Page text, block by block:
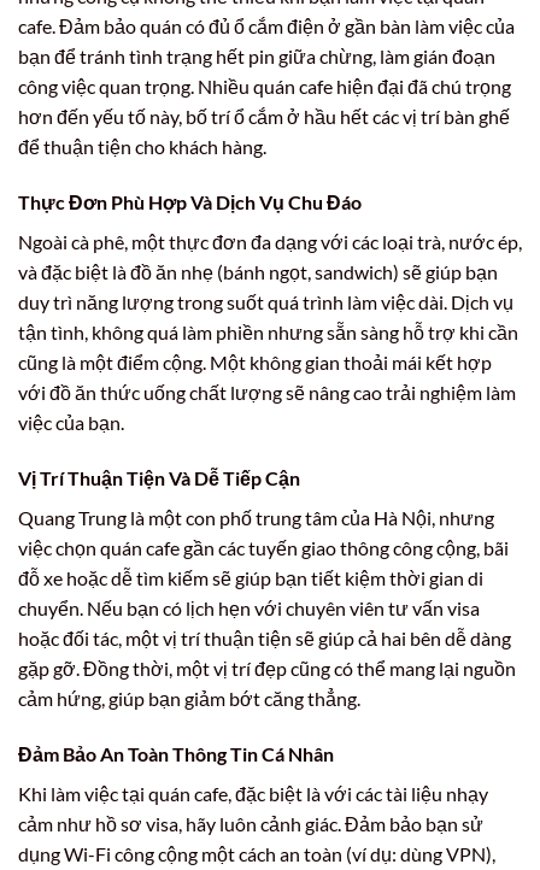
cafe. Đảm bảo quán có đủ ổ cắm điện ở gần bàn làm việc của
bạn để tránh tình trạng hết pin giữa chừng, làm gián đoạn
công việc quan trọng. Nhiều quán cafe hiện đại đã chú trọng
hơn đến yếu tố này, bố trí ổ cắm ở hầu hết các vị trí bàn ghế
để thuận tiện cho khách hàng.
Thực Đơn Phù Hợp Và Dịch Vụ Chu Đáo
Ngoài cà phê, một thực đơn đa dạng với các loại trà, nước ép,
và đặc biệt là đồ ăn nhẹ (bánh ngọt, sandwich) sẽ giúp bạn
duy trì năng lượng trong suốt quá trình làm việc dài. Dịch vụ
tận tình, không quá làm phiền nhưng sẵn sàng hỗ trợ khi cần
cũng là một điểm cộng. Một không gian thoải mái kết hợp
với đồ ăn thức uống chất lượng sẽ nâng cao trải nghiệm làm
việc của bạn.
Vị Trí Thuận Tiện Và Dễ Tiếp Cận
Quang Trung là một con phố trung tâm của Hà Nội, nhưng
việc chọn quán cafe gần các tuyến giao thông công cộng, bãi
đỗ xe hoặc dễ tìm kiếm sẽ giúp bạn tiết kiệm thời gian di
chuyển. Nếu bạn có lịch hẹn với chuyên viên tư vấn visa
hoặc đối tác, một vị trí thuận tiện sẽ giúp cả hai bên dễ dàng
gặp gỡ. Đồng thời, một vị trí đẹp cũng có thể mang lại nguồn
cảm hứng, giúp bạn giảm bớt căng thẳng.
Đảm Bảo An Toàn Thông Tin Cá Nhân
Khi làm việc tại quán cafe, đặc biệt là với các tài liệu nhạy
cảm như hồ sơ visa, hãy luôn cảnh giác. Đảm bảo bạn sử
dụng Wi-Fi công cộng một cách an toàn (ví dụ: dùng VPN),